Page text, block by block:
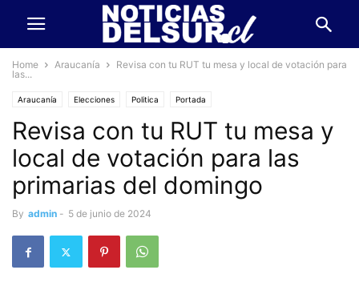
Home Araucanía
Revisa con tu RUT tu mesa y local de votación para
las...
Araucanía Elecciones Politica Portada
Revisa con tu RUT tu mesa y
local de votación para las
primarias del domingo
By admin - 5 de junio de 2024